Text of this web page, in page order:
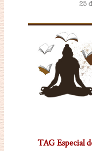
25
TAG Especial